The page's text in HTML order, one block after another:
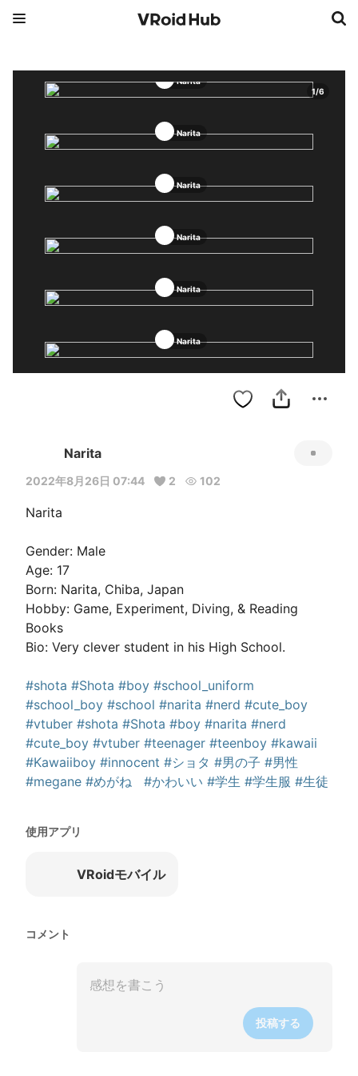
1/6
Narita
Narita
Narita
Narita
Narita
Narita
Narita
2022年8月26日 07:44 2 102
Narita
Gender: Male
Age: 17
Born: Narita, Chiba, Japan
Hobby: Game, Experiment, Diving, & Reading
Books
Bio: Very clever student in his High School.
#shota #Shota #boy #school_uniform
#school_boy #school #narita #nerd #cute_boy
#vtuber #shota #Shota #boy #narita #nerd
#cute_boy #vtuber #teenager #teenboy #kawaii
#Kawaiiboy #innocent #ショタ #男の子 #男性
#megane #めがね #かわいい #学生 #学生服 #生徒
使用アプリ
VRoidモバイル
コメント
投稿する